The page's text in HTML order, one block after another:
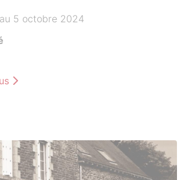
5 octobre 2024